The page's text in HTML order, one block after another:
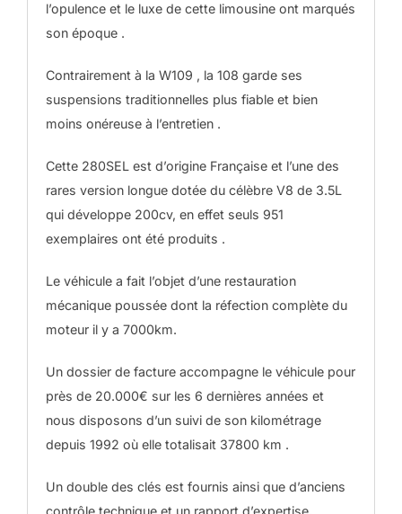
l’opulence et le luxe de cette limousine ont marqués
son époque .
Contrairement à la W109 , la 108 garde ses
suspensions traditionnelles plus fiable et bien
moins onéreuse à l’entretien .
Cette 280SEL est d’origine Française et l’une des
rares version longue dotée du célèbre V8 de 3.5L
qui développe 200cv, en effet seuls 951
exemplaires ont été produits .
Le véhicule a fait l’objet d’une restauration
mécanique poussée dont la réfection complète du
moteur il y a 7000km.
Un dossier de facture accompagne le véhicule pour
près de 20.000€ sur les 6 dernières années et
nous disposons d’un suivi de son kilométrage
depuis 1992 où elle totalisait 37800 km .
Un double des clés est fournis ainsi que d’anciens